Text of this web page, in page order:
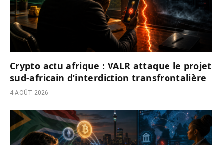
Crypto actu afrique : VALR attaque le projet
sud-africain d’interdiction transfrontalière
4 AOÛT 2026